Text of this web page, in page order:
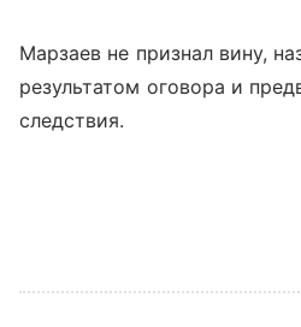
Марзаев не признал вину,
результатом оговора и
следствия.